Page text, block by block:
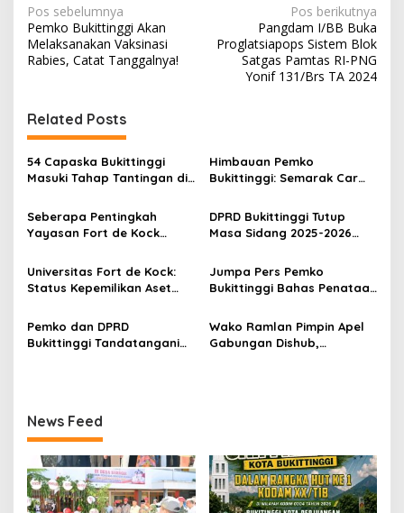
N
a
v
g
a
s
p
o
s
Pos sebelumnya
Pemko Bukittinggi Akan
Melaksanakan Vaksinasi
Rabies, Catat Tanggalnya!
Pos berikutnya
Pangdam I/BB Buka
Proglatsiapops Sistem Blok
Satgas Pamtas RI-PNG
Yonif 131/Brs TA 2024
Related Posts
54 Capaska Bukittinggi
Masuki Tahap Tantingan di
Himbauan Pemko
Bukittinggi: Semarak Car
HUT ke I Komando Daerah
Militer (KODAM) XX/Tuanku
Imam Bonjol
Seberapa Pentingkah
Yayasan Fort de Kock
Perekonomian Masyarakat
Jam Gadang?
DPRD Bukittinggi Tutup
Masa Sidang 2025-2026
2026-2027, Wako Ramlan
Beri Apresiasi
Universitas Fort de Kock:
Status Kepemilikan Aset
Milik Yayasan Berdasarkan
Putusan Mahkamah Agung
Nomor 2108/K/Pdt/2022
Jumpa Pers Pemko
Bukittinggi Bahas Penataan
Kampus UFDK
Pemko dan DPRD
Bukittinggi Tandatangani
Wako Ramlan Pimpin Apel
Gabungan Dishub,
News Feed